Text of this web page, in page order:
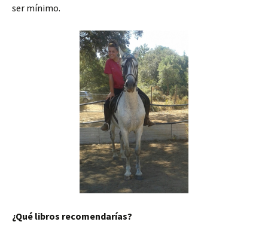
ser mínimo.
¿Qué libros recomendarías?